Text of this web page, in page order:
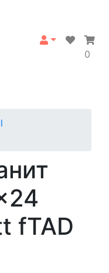
0
fTAD